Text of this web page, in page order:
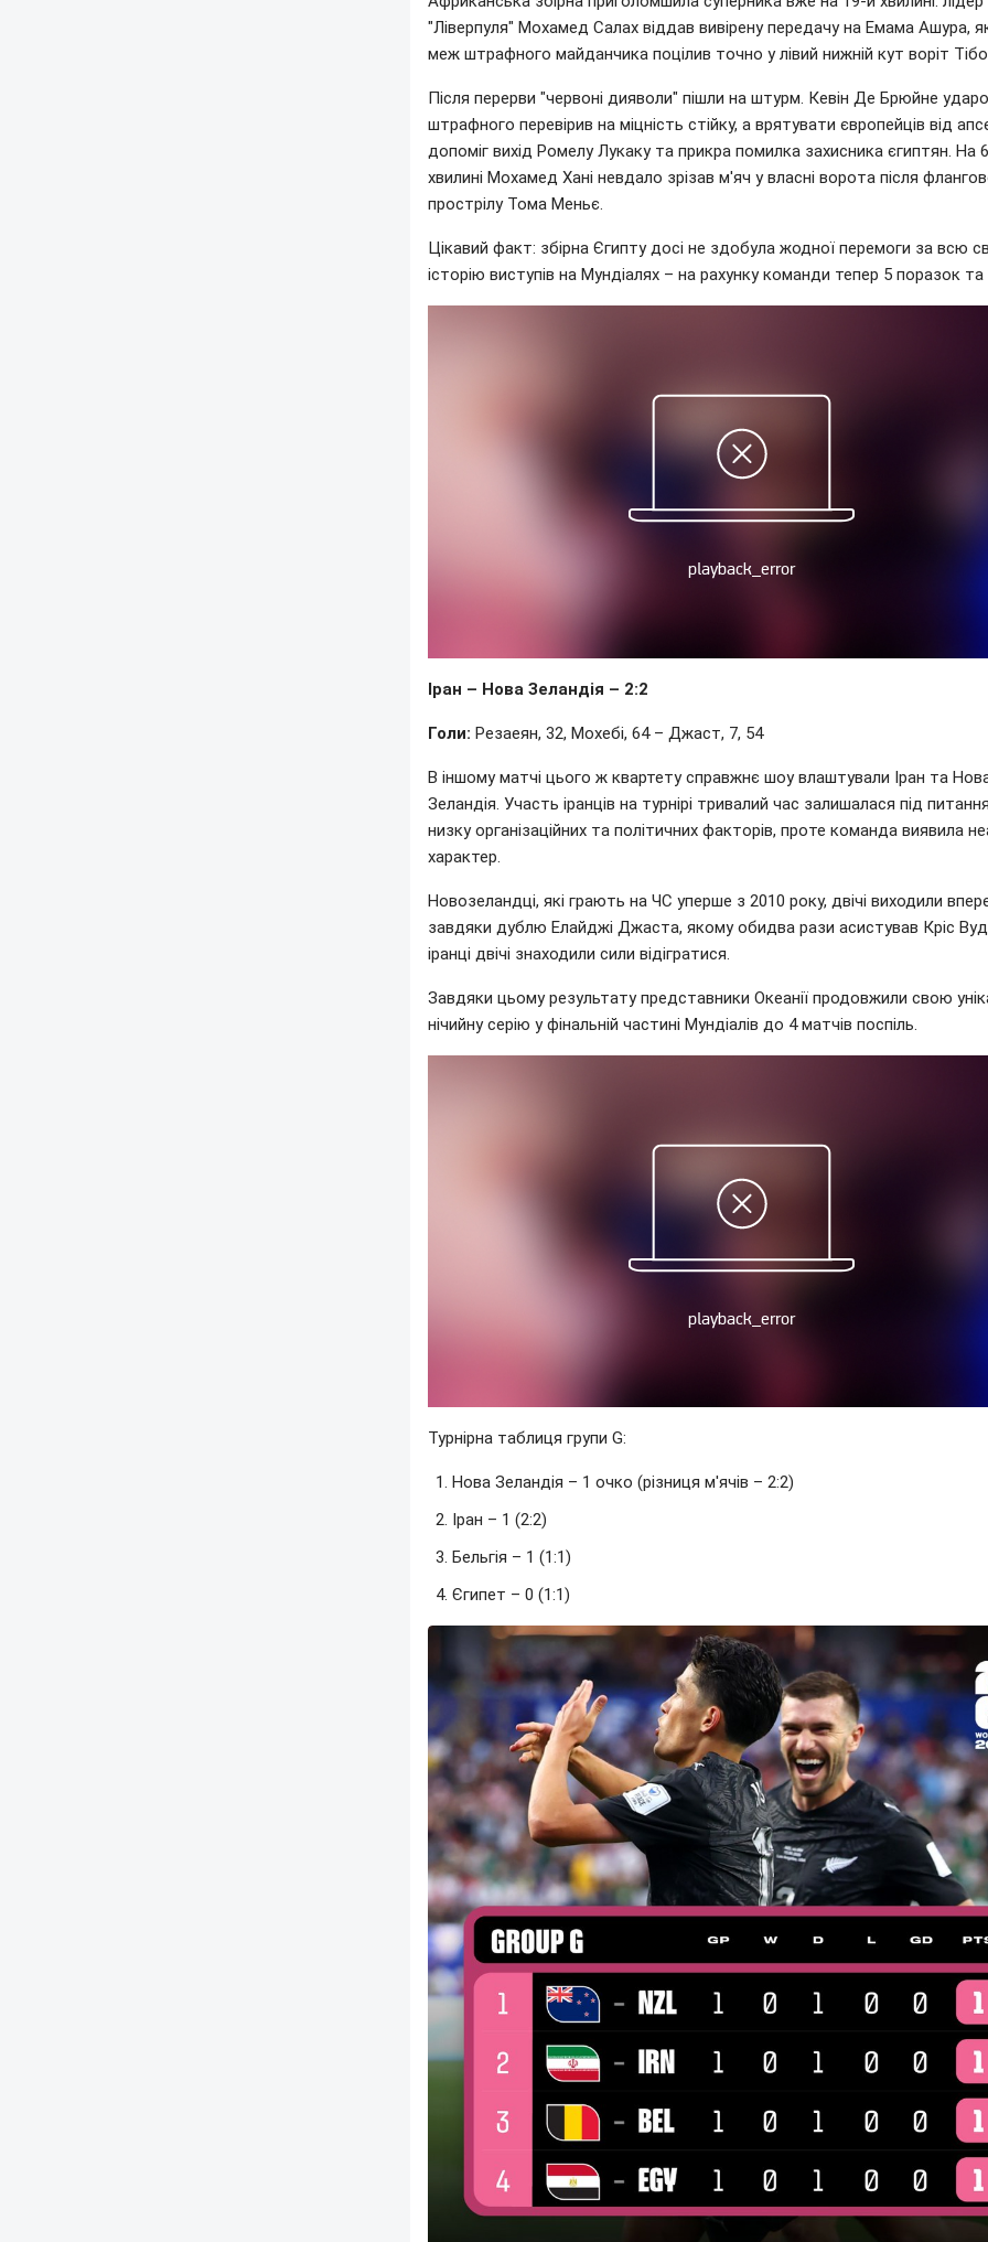
"Ліверпуля" Мохамед Салах віддав вивірену передачу на Емама Ашура,
меж штрафного майданчика поцілив точно у лівий нижній кут воріт
Після перерви "червоні дияволи" пішли на штурм. Кевін Де Брюйне
штрафного перевірив на міцність стійку, а врятувати європейців від
допоміг вихід Ромелу Лукаку та прикра помилка захисника єгиптян. На
хвилині Мохамед Хані невдало зрізав м'яч у власні ворота після
прострілу Тома Меньє.
Цікавий факт: збірна Єгипту досі не здобула жодної перемоги за всю
історію виступів на Мундіалях – на рахунку команди тепер 5 поразок та
Іран – Нова Зеландія – 2:2
Голи: Резаеян, 32, Мохебі, 64 – Джаст, 7, 54
В іншому матчі цього ж квартету справжнє шоу влаштували Іран та
Зеландія. Участь іранців на турнірі тривалий час залишалася під
низку організаційних та політичних факторів, проте команда виявила
характер.
Новозеландці, які грають на ЧС уперше з 2010 року, двічі виходили
завдяки дублю Елайджі Джаста, якому обидва рази асистував Кріс
іранці двічі знаходили сили відігратися.
Завдяки цьому результату представники Океанії продовжили свою
нічийну серію у фінальній частині Мундіалів до 4 матчів поспіль.
Турнірна таблиця групи G:
Нова Зеландія – 1 очко (різниця м'ячів – 2:2)
Іран – 1 (2:2)
Бельгія – 1 (1:1)
Єгипет – 0 (1:1)